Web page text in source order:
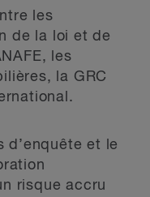
les
de la loi et de
les
la GRC
d’enquête et le
risque accru